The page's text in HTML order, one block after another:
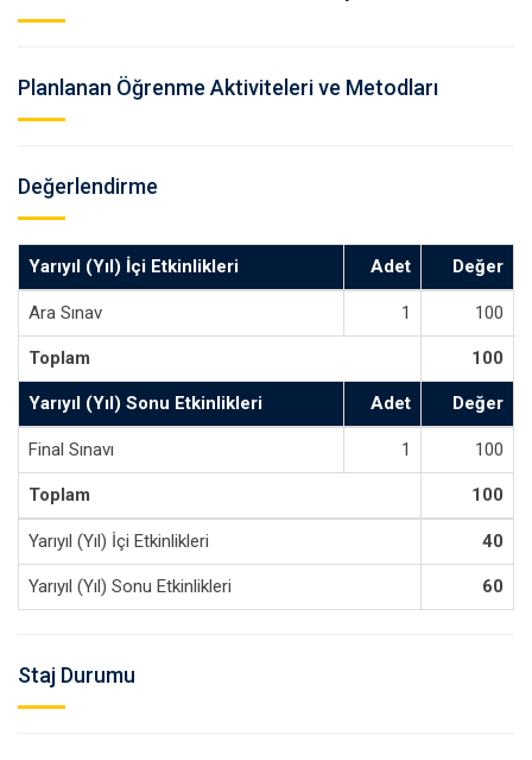
Planlanan Öğrenme Aktiviteleri ve Metodları
Değerlendirme
Yarıyıl (Yıl) İçi Etkinlikleri Adet Değer
Ara Sınav 1 100
Toplam 100
Yarıyıl (Yıl) Sonu Etkinlikleri Adet Değer
Final Sınavı 1 100
Toplam 100
Yarıyıl (Yıl) İçi Etkinlikleri 40
Yarıyıl (Yıl) Sonu Etkinlikleri 60
Staj Durumu